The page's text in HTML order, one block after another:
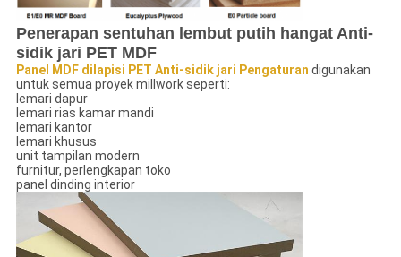
Penerapan sentuhan lembut putih hangat Anti-
sidik jari PET MDF
Panel MDF dilapisi PET Anti-sidik jari Pengaturan digunakan
untuk semua proyek millwork seperti:
lemari dapur
lemari rias kamar mandi
lemari kantor
lemari khusus
unit tampilan modern
furnitur, perlengkapan toko
panel dinding interior